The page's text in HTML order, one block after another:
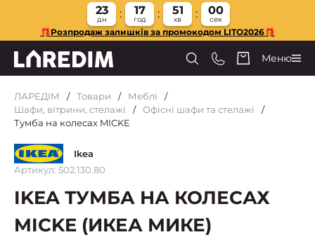
23
дн
17
год
50
хв
59
сек
🎁Розпродаж залишків за промокодом LITO2026🎁
Меню
ЛАРЕДІМ Товари
Меблі
Шафи, вітрини, стелажі
Офісні шафи та стелажі
Тумба на колесах MICKE
Ikea
Артикул: 502.130.80
IKEA ТУМБА НА КОЛЕСАХ
MICKE (ИКЕА МИКЕ)